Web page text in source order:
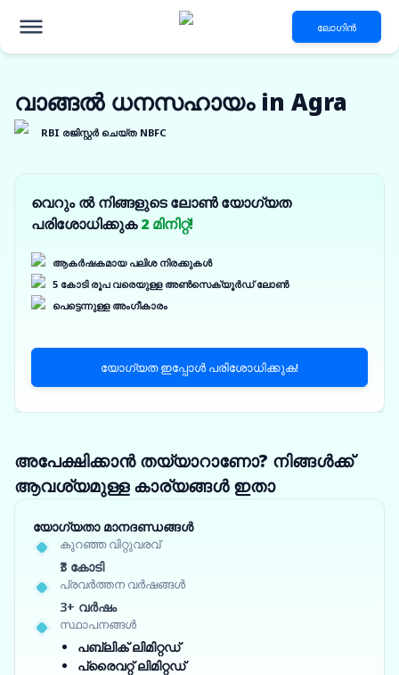
ലോഗിൻ
വാങ്ങൽ ധനസഹായം in Agra
RBI രജിസ്റ്റർ ചെയ്ത NBFC
വെറും ൽ നിങ്ങളുടെ ലോൺ യോഗ്യത
പരിശോധിക്കുക2 മിനിറ്റ്!
ആകർഷകമായ പലിശ നിരക്കുകൾ
5 കോടി രൂപ വരെയുള്ള അൺസെക്യൂർഡ് ലോൺ
പെട്ടെന്നുള്ള അംഗീകാരം
യോഗ്യത ഇപ്പോൾ പരിശോധിക്കുക!
അപേക്ഷിക്കാൻ തയ്യാറാണോ? നിങ്ങൾക്ക്
ആവശ്യമുള്ള കാര്യങ്ങൾ ഇതാ
യോഗ്യതാ മാനദണ്ഡങ്ങൾ
കുറഞ്ഞ വിറ്റുവരവ്
₹3 കോടി
പ്രവർത്തന വർഷങ്ങൾ
3+ വർഷം
സ്ഥാപനങ്ങൾ
പബ്ലിക് ലിമിറ്റഡ്
പ്രൈവറ്റ് ലിമിറ്റഡ്